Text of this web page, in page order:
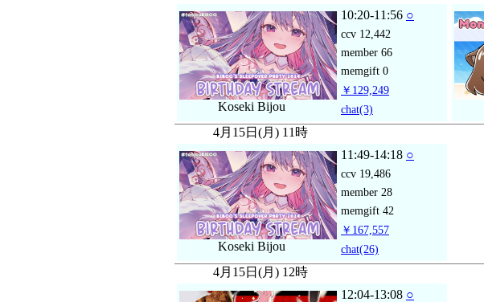
Koseki Bijou
10:20-11:56 ○
ccv 12,442
member 66
memgift 0
￥129,249
chat(3)
4月15日(月) 11時
Koseki Bijou
11:49-14:18 ○
ccv 19,486
member 28
memgift 42
￥167,557
chat(26)
4月15日(月) 12時
12:04-13:08 ○